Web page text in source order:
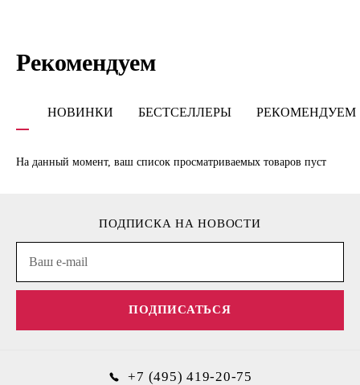
Рекомендуем
НОВИНКИ БЕСТСЕЛЛЕРЫ РЕКОМЕНДУЕМ
На данный момент, ваш список просматриваемых товаров пуст
ПОДПИСКА НА НОВОСТИ
ПОДПИСАТЬСЯ
+7 (495) 419-20-75